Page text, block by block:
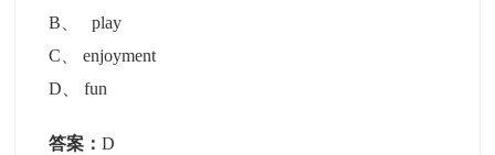
B
play
C 、enjoyment
D 、fun
答案：D